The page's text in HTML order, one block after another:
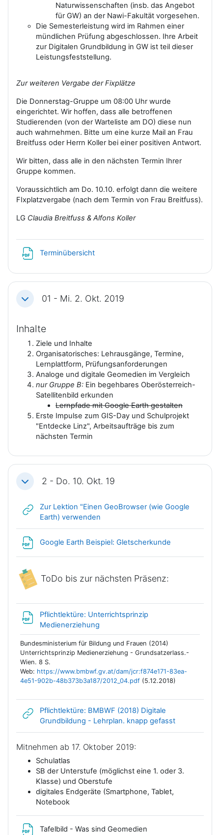
Naturwissenschaften (insb. das Angebot
für GW) an der Nawi-Fakultät vorgesehen.
Die Semesterleistung wird im Rahmen einer
mündlichen Prüfung abgeschlossen. Ihre Arbeit
zur Digitalen Grundbildung in GW ist teil dieser
Leistungsfeststellung.
Zur weiteren Vergabe der Fixplätze
Die Donnerstag-Gruppe um 08:00 Uhr wurde
eingerichtet. Wir hoffen, dass alle betroffenen
Studierenden (von der Warteliste am DO) diese nun
auch wahrnehmen. Bitte um eine kurze Mail an Frau
Breitfuss oder Herrn Koller bei einer positiven Antwort.
Wir bitten, dass alle in den nächsten Termin Ihrer
Gruppe kommen.
Voraussichtlich am Do. 10.10. erfolgt dann die weitere
FIxplatzvergabe (nach dem Termin von Frau Breitfuss).
LG Claudia Breitfuss & Alfons Koller
Terminübersicht
Einklappen01 - Mi. 2. Okt. 2019
Inhalte
Ziele und Inhalte
Organisatorisches: Lehrausgänge, Termine,
Lernplattform, Prüfungsanforderungen
Analoge und digitale Geomedien im Vergleich
nur Gruppe B: Ein begehbares Oberösterreich-
Satellitenbild erkunden
Lernpfade mit Google Earth gestalten
Erste Impulse zum GIS-Day und Schulprojekt
"Entdecke Linz", Arbeitsaufträge bis zum
nächsten Termin
Einklappen2 - Do. 10. Okt. 19
Zur Lektion "Einen GeoBrowser (wie Google
Earth) verwenden
Google Earth Beispiel: Gletscherkunde
ToDo bis zur nächsten Präsenz:
Pflichtlektüre: Unterrichtsprinzip
Medienerziehung
Bundesministerium für Bildung und Frauen (2014)
Unterrichtsprinzip Medienerziehung - Grundsatzerlass.-
Wien. 8 S.
Web: https://www.bmbwf.gv.at/dam/jcr:f874e171-83ea-
4e51-902b-48b373b3a187/2012_04.pdf (5.12.2018)
Pflichtlektüre: BMBWF (2018) Digitale
Grundbildung - Lehrplan. knapp gefasstLink/URL
Mitnehmen ab 17. Oktober 2019:
Schulatlas
SB der Unterstufe (möglichst eine 1. oder 3.
Klasse) und Oberstufe
digitales Endgeräte (Smartphone, Tablet,
Notebook
Tafelbild - Was sind Geomedien